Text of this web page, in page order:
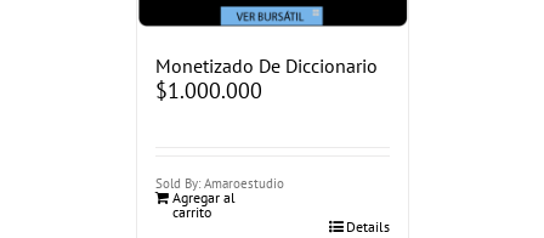
Monetizado De Diccionario
$1.000.000
Sold By: Amaroestudio
Agregar al
carrito
Details